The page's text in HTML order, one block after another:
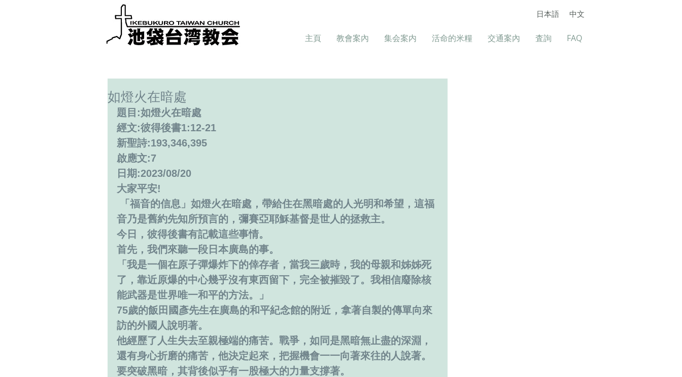
日本語 中文
主頁 教會案內 集会案内 活命的米糧 交通案內 査詢 FAQ
如燈火在暗處
題目:如燈火在暗處
經文:彼得後書1:12-21
新聖詩:193,346,395
啟應文:7
日期:2023/08/20
大家平安!
音乃是舊約先知所預言的，彌賽亞耶穌基督是世人的拯救主。
今日，彼得後書有記載這些事情。
首先，我們來聽一段日本廣島的事。
「我是一個在原子彈爆炸下的倖存者，當我三歲時，我的母親和姊姊死
了，靠近原爆的中心幾乎沒有東西留下，完全被摧毀了。我相信廢除核
能武器是世界唯一和平的方法。」
75歲的飯田國彥先生在廣島的和平紀念館的附近，拿著自製的傳單向來
訪的外國人說明著。
他經歷了人生失去至親極端的痛苦。戰爭，如同是黑暗無止盡的深淵，
還有身心折磨的痛苦，他決定起來，把握機會一一向著來往的人說著。
要突破黑暗，其背後似乎有一股極大的力量支撐著。